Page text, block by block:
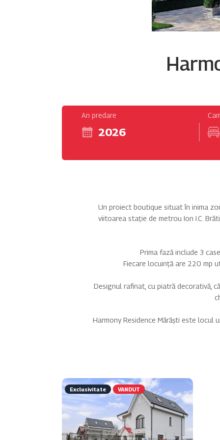
An predare
2026
Un proiect boutique situat în inima
viitoarea stație de metrou Ion I.C.
Prima fază include 3
Fiecare locuință are 220 mp
Designul rafinat, cu piatră decorativă,
Harmony Residence Mărăști este
Exclusivitate VANDUT